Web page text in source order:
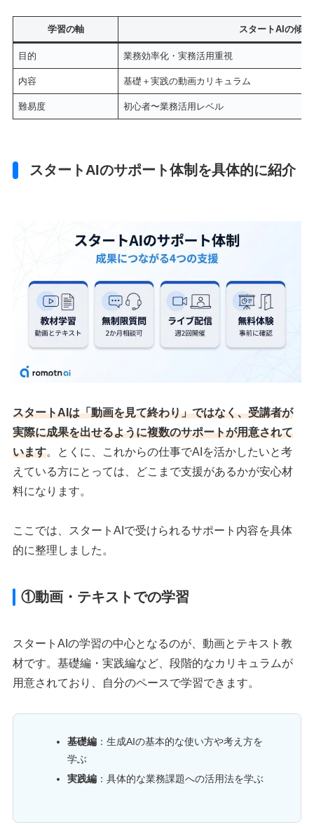
学習の軸 スタートAIの傾向
目的 業務効率化・実務活用重視
内容 基礎＋実践の動画カリキュラム
難易度 初心者〜業務活用レベル
スタートAIのサポート体制を具体的に紹介
スタートAIは「動画を見て終わり」ではなく、受講者が
実際に成果を出せるように複数のサポートが用意されて
います。とくに、これからの仕事でAIを活かしたいと考
えている方にとっては、どこまで支援があるかが安心材
料になります。
ここでは、スタートAIで受けられるサポート内容を具体
的に整理しました。
①動画・テキストでの学習
スタートAIの学習の中心となるのが、動画とテキスト教
材です。基礎編・実践編など、段階的なカリキュラムが
用意されており、自分のペースで学習できます。
基礎編 ：生成AIの基本的な使い方や考え方を
学ぶ
実践編 ：具体的な業務課題への活用法を学ぶ